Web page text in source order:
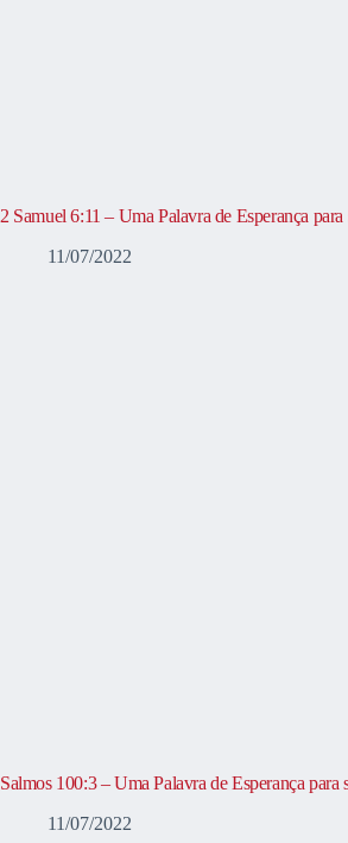
2 Samuel 6:11 – Uma Palavra de Esperança para
11/07/2022
Salmos 100:3 – Uma Palavra de Esperança para
11/07/2022